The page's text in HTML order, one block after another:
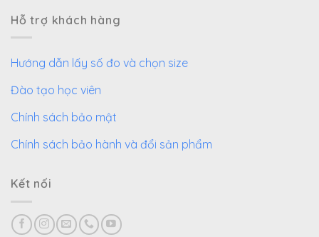
Hỗ trợ khách hàng
Hướng dẫn lấy số đo và chọn size
Đào tạo học viên
Chính sách bảo mật
Chính sách bảo hành và đổi sản phẩm
Kết nối